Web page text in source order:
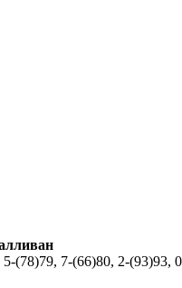
(78)79, 7-(66)80, 2-(93)93,